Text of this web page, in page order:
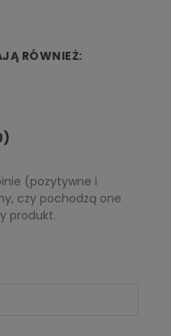
kumkwat,
ylang-ylang
cedr, wanilia, piżmo,
RÓWNIEŻ:
(pozytywne i
czy pochodzą one
produkt.